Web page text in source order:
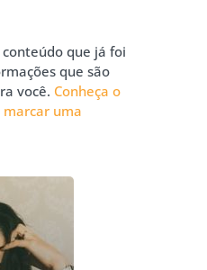
que já foi
que são
você. Conheça o
marcar uma